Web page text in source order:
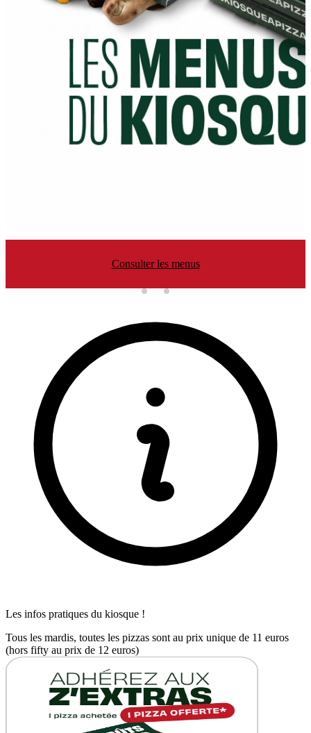
Consulter les menus
Les infos pratiques du kiosque !
Tous les mardis, toutes les pizzas sont au prix unique de 11 euros
(hors fifty au prix de 12 euros)